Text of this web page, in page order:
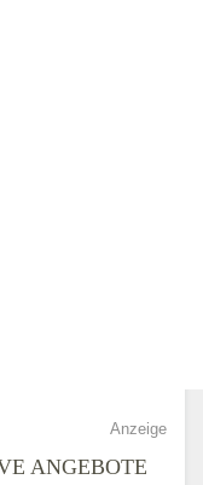
Anzeige
ANGEBOTE